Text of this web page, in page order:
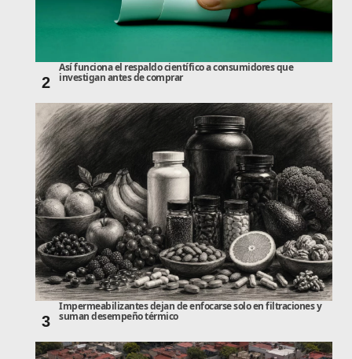
2
Así funciona el respaldo científico a consumidores que
investigan antes de comprar
3
Impermeabilizantes dejan de enfocarse solo en filtraciones y
suman desempeño térmico